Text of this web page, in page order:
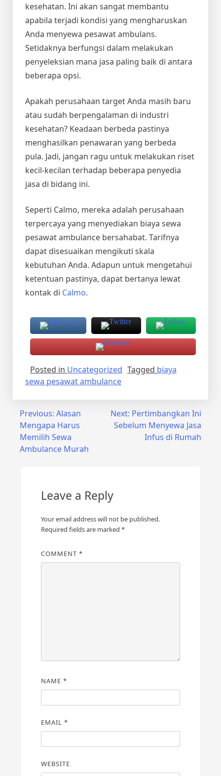
kesehatan. Ini akan sangat membantu
apabila terjadi kondisi yang mengharuskan
Anda menyewa pesawat ambulans.
Setidaknya berfungsi dalam melakukan
penyeleksian mana jasa paling baik di antara
beberapa opsi.
Apakah perusahaan target Anda masih baru
atau sudah berpengalaman di industri
kesehatan? Keadaan berbeda pastinya
menghasilkan penawaran yang berbeda
pula. Jadi, jangan ragu untuk melakukan riset
kecil-kecilan terhadap beberapa penyedia
jasa di bidang ini.
Seperti Calmo, mereka adalah perusahaan
terpercaya yang menyediakan biaya sewa
pesawat ambulance bersahabat. Tarifnya
dapat disesuaikan mengikuti skala
kebutuhan Anda. Adapun untuk mengetahui
ketentuan pastinya, dapat bertanya lewat
kontak di Calmo.
Posted in Uncategorized Tagged biaya
sewa pesawat ambulance
Post
navigation
Previous: Alasan
Mengapa Harus
Memilih Sewa
Ambulance Murah
Next: Pertimbangkan Ini
Sebelum Menyewa Jasa
Infus di Rumah
Leave a Reply
Your email address will not be published.
Required fields are marked *
COMMENT *
NAME *
EMAIL *
WEBSITE